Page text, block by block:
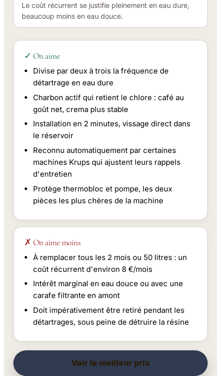
Le coût récurrent se justifie pleinement en eau dure,
beaucoup moins en eau douce.
✓ On aime
Divise par deux à trois la fréquence de
détartrage en eau dure
Charbon actif qui retient le chlore : café au
goût net, crema plus stable
Installation en 2 minutes, vissage direct dans
le réservoir
Reconnu automatiquement par certaines
machines Krups qui ajustent leurs rappels
d'entretien
Protège thermobloc et pompe, les deux
pièces les plus chères de la machine
✗ On aime moins
À remplacer tous les 2 mois ou 50 litres : un
coût récurrent d'environ 8 €/mois
Intérêt marginal en eau douce ou avec une
carafe filtrante en amont
Doit impérativement être retiré pendant les
détartrages, sous peine de détruire la résine
Voir le meilleur prix